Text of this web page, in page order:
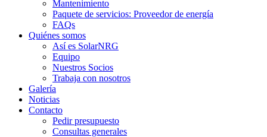
Mantenimiento
Paquete de servicios: Proveedor de energía
FAQs
Quiénes somos
Así es SolarNRG
Equipo
Nuestros Socios
Trabaja con nosotros
Galería
Noticias
Contacto
Pedir presupuesto
Consultas generales